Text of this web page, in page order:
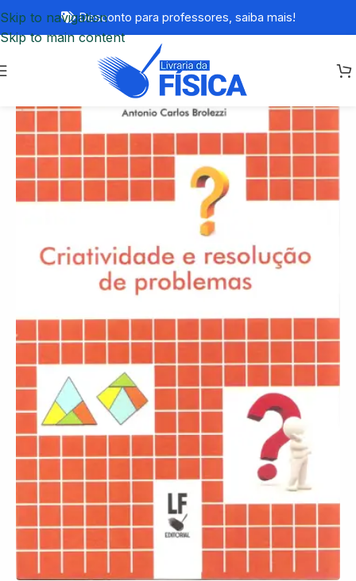
Skip to navigation
Skip to main content
Desconto para professores, saiba mais!